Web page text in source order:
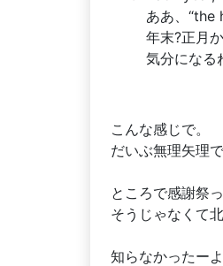
ああ、“the
年末?正月
気分になる
こんな感じで。
だいぶ無理矢理で
ところで感謝祭
そうじゃなくて
知らなかったーよ